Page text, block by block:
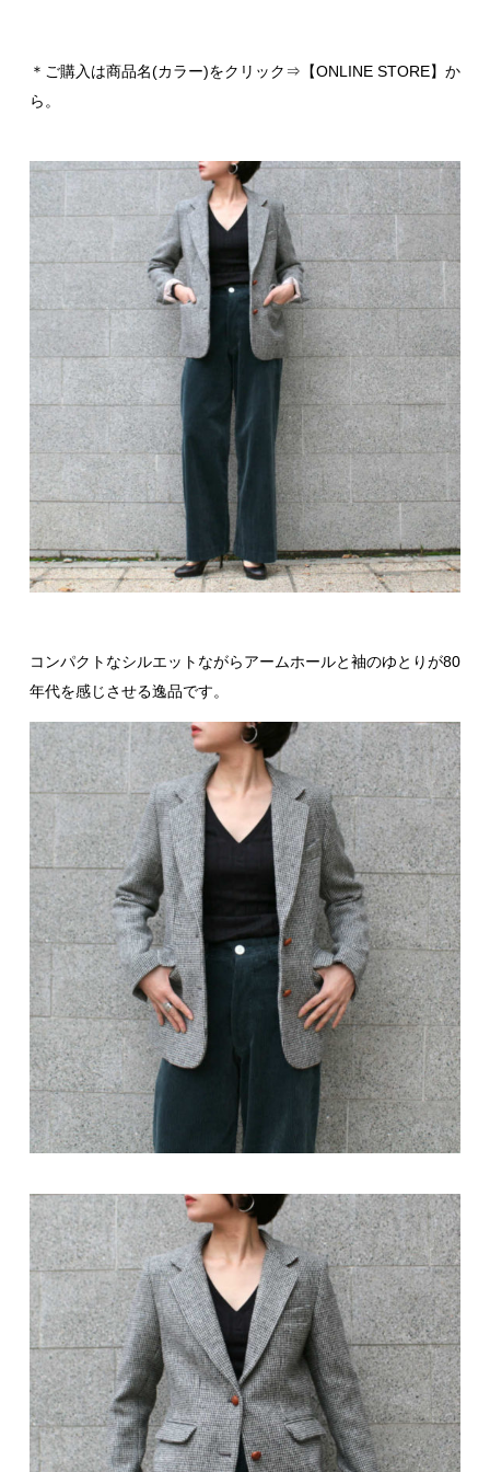
＊ご購入は商品名(カラー)をクリック⇒【ONLINE STORE】か
ら。
コンパクトなシルエットながらアームホールと袖のゆとりが80
年代を感じさせる逸品です。